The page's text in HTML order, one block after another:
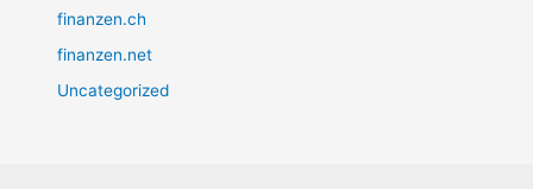
finanzen.ch
finanzen.net
Uncategorized